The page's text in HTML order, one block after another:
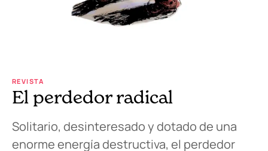
REVISTA
El perdedor radical
Solitario, desinteresado y dotado de una
enorme energía destructiva, el perdedor